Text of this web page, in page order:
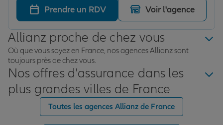
Prendre un RDV Voir l'agence
Allianz proche de chez vous
Où que vous soyez en France, nos agences Allianz sont
toujours près de chez vous.
Nos offres d'assurance dans les
plus grandes villes de France
Toutes les agences Allianz de France